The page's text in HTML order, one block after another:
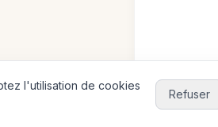
l'utilisation de cookies
Refuser